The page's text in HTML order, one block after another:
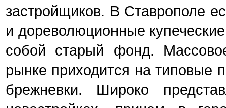
застройщиков. В Ставрополе
и дореволюционные
собой старый фонд.
рынке приходится на типовые
брежневки. Широко